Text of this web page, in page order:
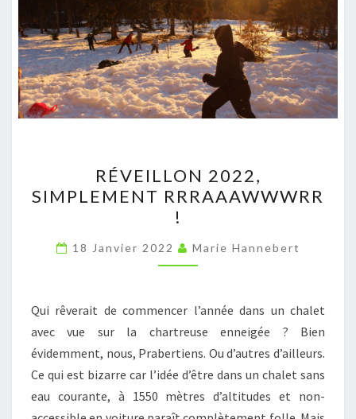
2022,
SIMPLEMENT
RRRAAAWWWRR
!
RÉVEILLON 2022,
SIMPLEMENT RRRAAAWWWRR
!
18 Janvier 2022 Marie Hannebert
Qui rêverait de commencer l’année dans un chalet
avec vue sur la chartreuse enneigée ? Bien
évidemment, nous, Prabertiens. Ou d’autres d’ailleurs.
Ce qui est bizarre car l’idée d’être dans un chalet sans
eau courante, à 1550 mètres d’altitudes et non-